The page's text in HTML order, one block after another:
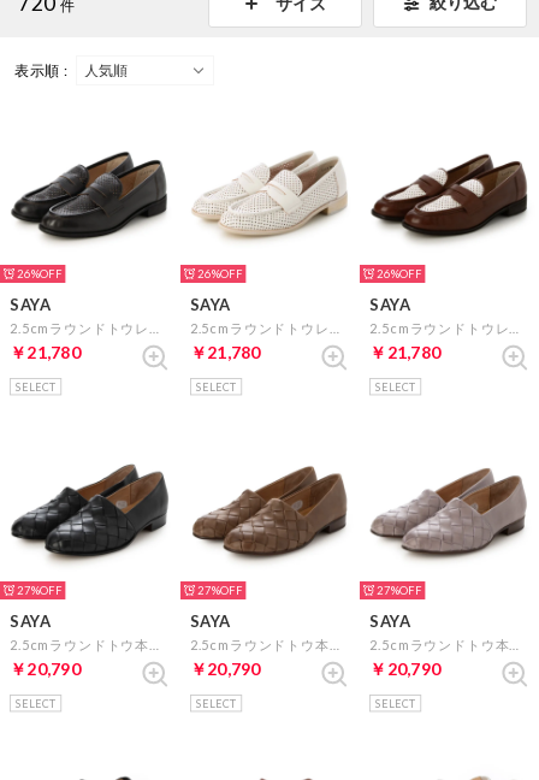
件
表示順 :
26%
SAYA
￥21,780
SELECT
26%
SAYA
￥21,780
SELECT
26%
SAYA
￥21,780
SELECT
27%
SAYA
￥20,790
SELECT
27%
SAYA
￥20,790
SELECT
27%
SAYA
￥20,790
SELECT